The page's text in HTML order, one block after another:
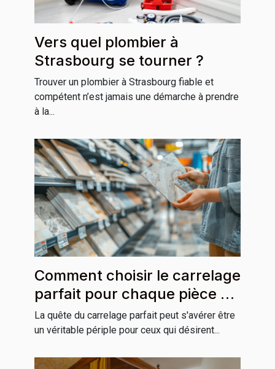
Vers quel plombier à
Strasbourg se tourner ?
Trouver un plombier à Strasbourg fiable et
compétent n’est jamais une démarche à prendre
à la...
Comment choisir le carrelage
parfait pour chaque pièce de
la maison
La quête du carrelage parfait peut s'avérer être
un véritable périple pour ceux qui désirent...